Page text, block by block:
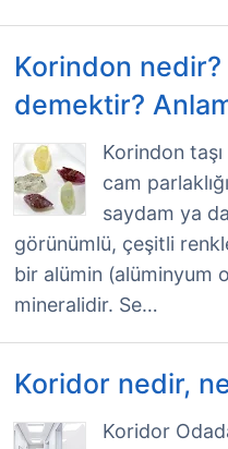
Korindon
demektir?
Korindon
cam
saydam ya
görünümlü, çeşitli
bir alümin (alüminyum
mineralidir. Se…
Koridor nedir,
Koridor